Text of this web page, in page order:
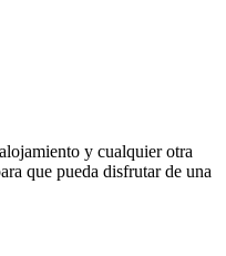
y cualquier otra
que pueda disfrutar de una